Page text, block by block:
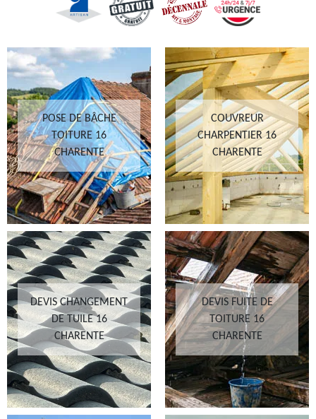
POSE DE BÂCHE
TOITURE 16
CHARENTE
COUVREUR
CHARPENTIER 16
CHARENTE
DEVIS CHANGEMENT
DE TUILE 16
CHARENTE
DEVIS FUITE DE
TOITURE 16
CHARENTE